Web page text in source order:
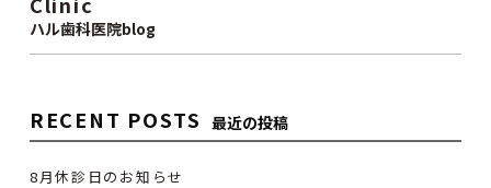
ハル歯科医院blog
RECENT POSTS 最近の投稿
8月休診日のお知らせ